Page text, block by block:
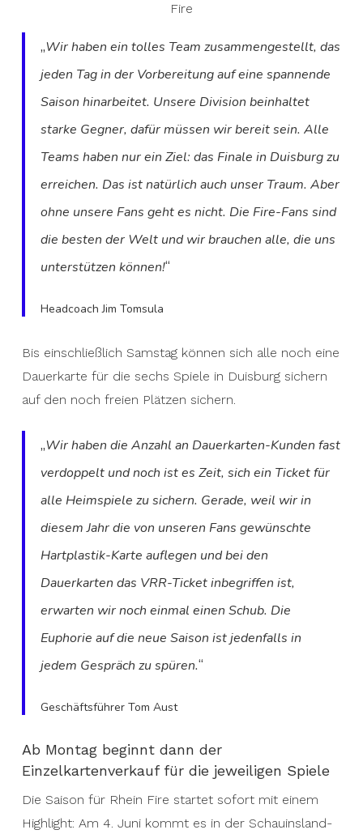
Fire
„Wir haben ein tolles Team zusammengestellt, das
jeden Tag in der Vorbereitung auf eine spannende
Saison hinarbeitet. Unsere Division beinhaltet
starke Gegner, dafür müssen wir bereit sein. Alle
Teams haben nur ein Ziel: das Finale in Duisburg zu
erreichen. Das ist natürlich auch unser Traum. Aber
ohne unsere Fans geht es nicht. Die Fire-Fans sind
die besten der Welt und wir brauchen alle, die uns
unterstützen können!“
Headcoach Jim Tomsula
Bis einschließlich Samstag können sich alle noch eine
Dauerkarte für die sechs Spiele in Duisburg sichern
auf den noch freien Plätzen sichern.
„Wir haben die Anzahl an Dauerkarten-Kunden fast
verdoppelt und noch ist es Zeit, sich ein Ticket für
alle Heimspiele zu sichern. Gerade, weil wir in
diesem Jahr die von unseren Fans gewünschte
Hartplastik-Karte auflegen und bei den
Dauerkarten das VRR-Ticket inbegriffen ist,
erwarten wir noch einmal einen Schub. Die
Euphorie auf die neue Saison ist jedenfalls in
jedem Gespräch zu spüren.“
Geschäftsführer Tom Aust
Ab Montag beginnt dann der
Einzelkartenverkauf für die jeweiligen Spiele
Die Saison für Rhein Fire startet sofort mit einem
Highlight: Am 4. Juni kommt es in der Schauinsland-